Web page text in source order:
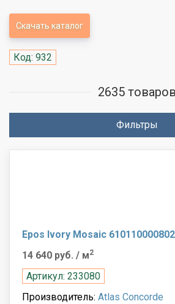
Скачать каталог
Код: 932
2635 товаров
Фильтры
Epos Ivory Mosaic 610110000802
14 640 руб. / м2
Артикул: 233080
Производитель: Atlas Concorde